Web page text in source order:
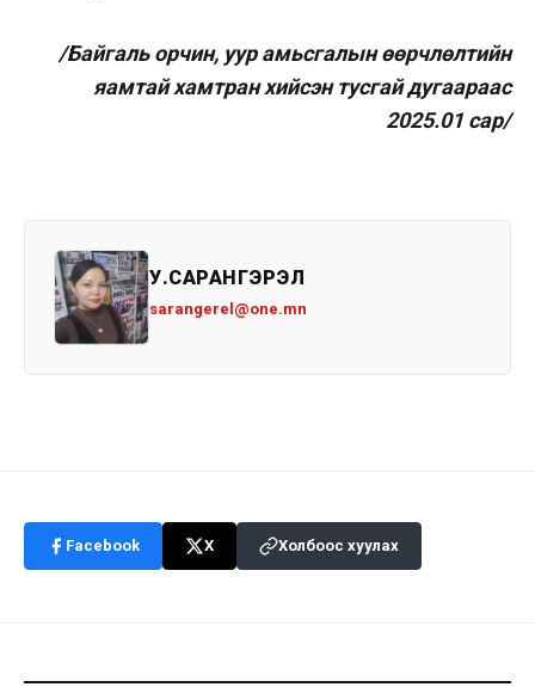
/Байгаль орчин, уур амьсгалын өөрчлөлтийн
яамтай хамтран хийсэн тусгай дугаараас
2025.01 сар/
У.САРАНГЭРЭЛ
sarangerel@one.mn
Facebook X Холбоос хуулах